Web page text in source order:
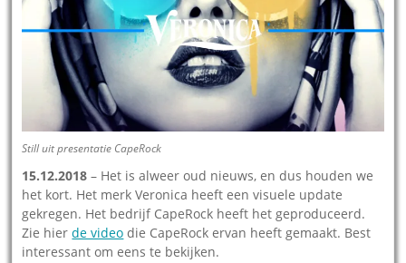
Still uit presentatie CapeRock
15.12.2018 – Het is alweer oud nieuws, en dus houden we
het kort. Het merk Veronica heeft een visuele update
gekregen. Het bedrijf CapeRock heeft het geproduceerd.
Zie hierde video die CapeRock ervan heeft gemaakt. Best
interessant om eens te bekijken.